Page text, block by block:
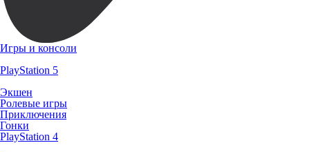
Игры и консоли
PlayStation 5
Экшен
Ролевые игры
Приключения
Гонки
PlayStation 4